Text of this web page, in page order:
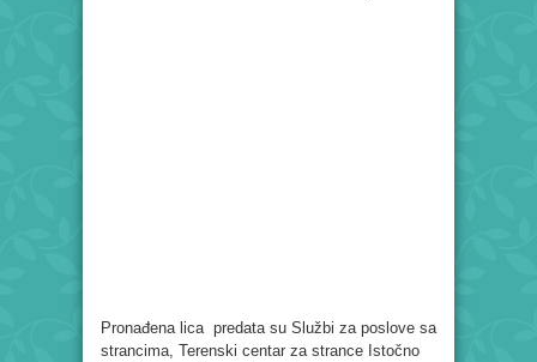
Pronađena lica predata su Službi za poslove sa
strancima, Terenski centar za strance Istočno